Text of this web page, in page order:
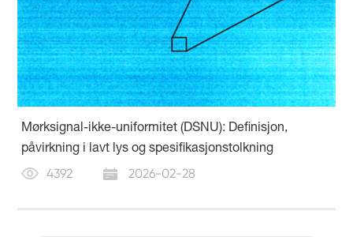
Mørksignal-ikke-uniformitet (DSNU): Definisjon,
påvirkning i lavt lys og spesifikasjonstolkning
4392 2026-02-28